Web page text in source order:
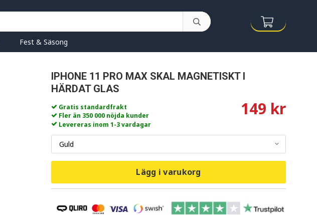
Fest & Säsong
IPHONE 11 PRO MAX SKAL MAGNETISKT I
HÄRDAT GLAS
Gratis standardfrakt
Fler än 350 000 nöjda kunder
Levereras inom 1-3 vardagar
149 kr
Lägg i varukorg